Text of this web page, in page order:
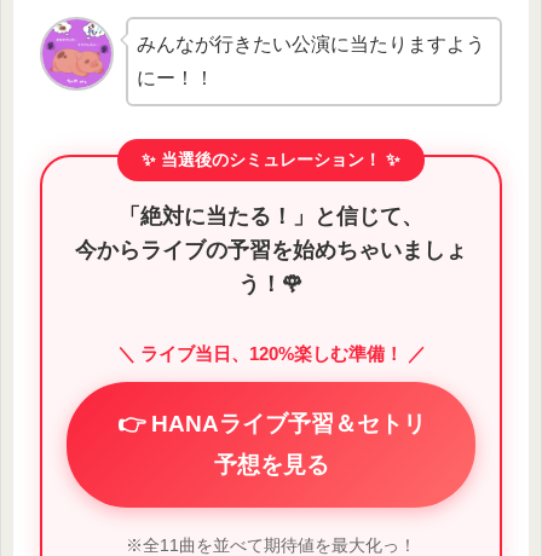
みんなが行きたい公演に当たりますよう
にー！！
✨ 当選後のシミュレーション！ ✨
「絶対に当たる！」と信じて、
今からライブの予習を始めちゃいましょ
う！🌹
＼ ライブ当日、120%楽しむ準備！ ／
👉 HANAライブ予習＆セトリ
予想を見る
※全11曲を並べて期待値を最大化っ！